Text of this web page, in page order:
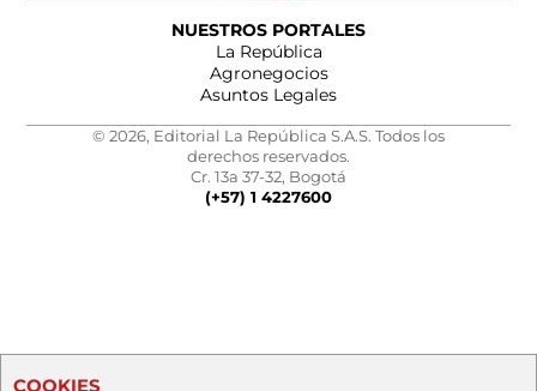
NUESTROS PORTALES
La República
Agronegocios
Asuntos Legales
© 2026, Editorial La República S.A.S. Todos los
derechos reservados.
Cr. 13a 37-32, Bogotá
(+57) 1 4227600
COOKIES